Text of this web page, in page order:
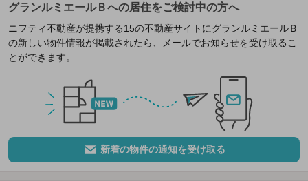
グランルミエールＢへの居住をご検討中の方へ
ニフティ不動産が提携する15の不動産サイトにグランルミエールＢ
の新しい物件情報が掲載されたら、メールでお知らせを受け取るこ
とができます。
新着の物件の通知を受け取る